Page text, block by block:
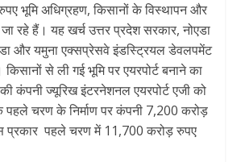
भूमि अधिग्रहण, किसानों के विस्थापन और
जा रहे हैं। यह खर्च उत्तर प्रदेश सरकार, नोएडा
और यमुना एक्सप्रेसवे इंडस्ट्रियल डेवलपमेंट
से ली गई भूमि पर एयरपोर्ट बनाने का
कंपनी ज्यूरिख इंटरनेशनल एयरपोर्ट एजी को
पहले चरण के निर्माण पर कंपनी 7,200 करोड़
प्रकार पहले चरण में 11,700 करोड़ रुपए